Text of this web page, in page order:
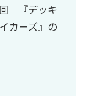
回 『デッキ
カーズ』の